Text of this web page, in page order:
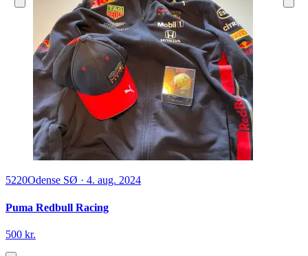
5220Odense SØ · 4. aug. 2024
Puma Redbull Racing
500 kr.